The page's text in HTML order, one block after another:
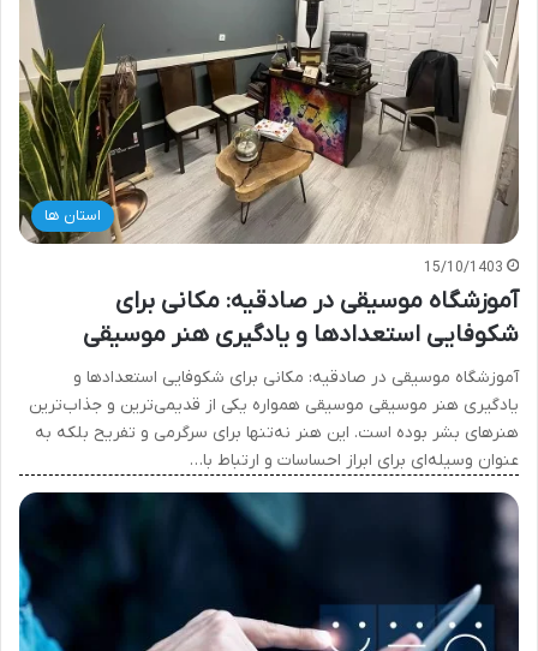
استان ها
15/10/1403
آموزشگاه موسیقی در صادقیه: مکانی برای
شکوفایی استعدادها و یادگیری هنر موسیقی
آموزشگاه موسیقی در صادقیه: مکانی برای شکوفایی استعدادها و
یادگیری هنر موسیقی موسیقی همواره یکی از قدیمی‌ترین و جذاب‌ترین
هنرهای بشر بوده است. این هنر نه‌تنها برای سرگرمی و تفریح بلکه به
عنوان وسیله‌ای برای ابراز احساسات و ارتباط با…